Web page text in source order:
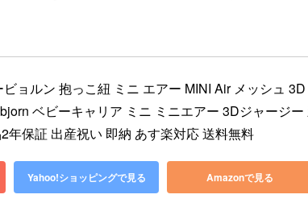
ョルン 抱っこ紐 ミニ エアー MINI Air メッシュ 3D
ベビーキャリア ミニ ミニエアー 3Dジャージー
年保証 出産祝い 即納 あす楽対応 送料無料
Yahoo!ショッピングで見る Amazonで見る